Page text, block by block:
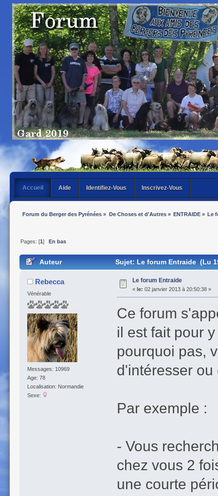
Accueil Aide Identifiez-Vous Inscrivez-Vous
Forum du Berger des Pyrénées » De Choses et d'Autres» ENTRAIDE» Le
Pages: [1] En bas
Auteur Sujet: Le forum Entraide (Lu
Rebecca
Vénérable
Messages: 10969
Age: 78
Localisation: Normandie
Sexe:
Le forum Entraide
« le: 02 janvier 2013 à 20:50:38 »
Ce forum
il est fait pour
pourquoi pas,
d'intéresser
Par exemple :
- Vous
chez vous 2
une courte